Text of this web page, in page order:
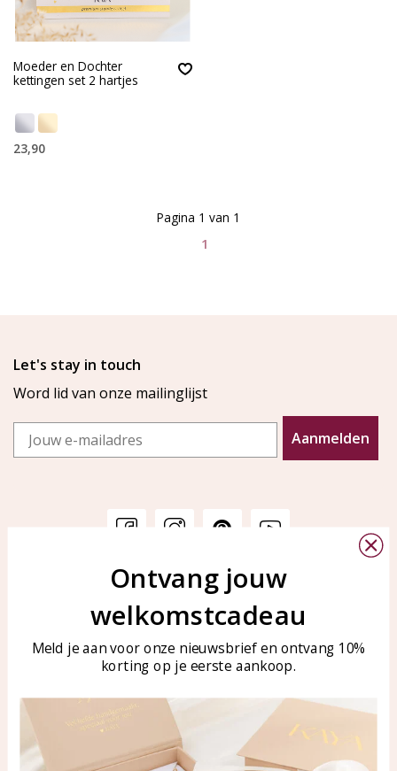
Moeder en Dochter
kettingen set 2 hartjes
23,90
1
Pagina 1 van 1
Let's stay in touch
Word lid van onze mailinglijst
Email
Aanmelden
Veelgestelde vragen
Sieraden onderhouden
KAYA Sieraden
Bellen of WhatsApp Ma-Vr
Tel: 0850003187
WhatsApp: 0850003187
klantenservice@kayasierade
Ontvang jouw
welkomstcadeau
Meld je aan voor onze nieuwsbrief en ontvang 10%
korting op je eerste aankoop.